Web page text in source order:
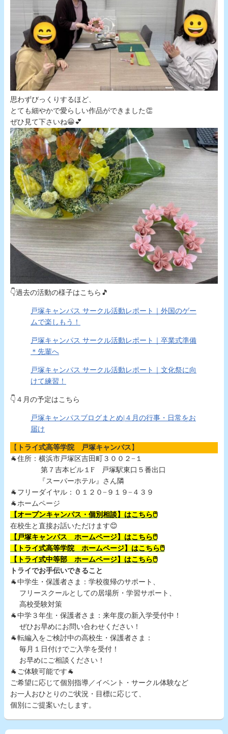
思わずびっくりするほど、
とても細やかで愛らしい作品ができました👏
ぜひ見て下さいね😀💕
👇過去の活動の様子はこちら🎵
戸塚キャンパス サークル活動レポート｜外国のゲー
ムで楽しもう！
戸塚キャンパス サークル活動レポート｜卒業式準備
＊先輩へ
戸塚キャンパス サークル活動レポート｜文化祭に向
けて練習！
👇️４月の予定はこちら
戸塚キャンパスブログまとめ|４月の行事・日常をお
届け
【 トライ式高等学院 戸塚キャンパス 】
🐐住所：横浜市戸塚区吉田町３００２−１
第７吉本ビル１F 戸塚駅東口５番出口
『スーパーホテル』さん隣
🐐フリーダイヤル：０１２０−９１９−４３９
🐐ホームページ
【オープンキャンパス・個別相談】 はこちら🖱️
在校生と直接お話いただけます😊
【戸塚キャンパス ホームページ】はこちら🖱️
【トライ式高等学院 ホームページ】はこちら🖱️
【トライ式中等部 ホームページ】はこちら🖱️
トライでお手伝いできること
🐐中学生・保護者さま：学校復帰のサポート、
フリースクールとしての居場所・学習サポート、
高校受験対策
🐐中学３年生・保護者さま：来年度の新入学受付中！
ぜひお早めにお問い合わせください！
🐐転編入をご検討中の高校生・保護者さま：
毎月１日付けでご入学を受付！
お早めにご相談ください！
🐐ご体験可能です🐐
ご希望に応じて個別指導／イベント・サークル体験など
お一人おひとりのご状況・目標に応じて、
個別にご提案いたします。